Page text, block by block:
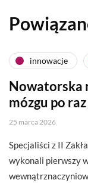
innowacje
Nowatorska
mózgu po
25 marca 2026
Specjaliści z II
wykonali pierwszy